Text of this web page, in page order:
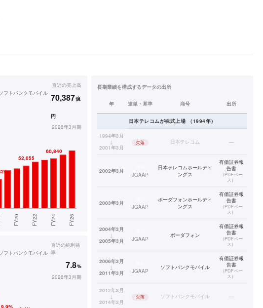
トバンクモバイル
直近の売上高
70,387億
円
2026年3月期
トバンクモバイル
直近の純利益
率
7.8%
2026年3月期
長期業績を構成するデータの出所
年 連単・基準 商号 出所
日本テレコムが株式上場 （1994年）
1994年3月
↓
2001年3月
欠落 日本テレコム —
2002年3月
JGAAP
日本テレコムホールディ
ングス
有価証券報
告書
（PDFベー
ス）
2003年3月
JGAAP
ボーダフォンホールディ
ングス
有価証券報
告書
（PDFベー
ス）
2004年3月
↓
2005年3月
JGAAP
ボーダフォン
有価証券報
告書
（PDFベー
ス）
2006年3月
↓
2011年3月
JGAAP
ソフトバンクモバイル
有価証券報
告書
（PDFベー
ス）
2012年3月
↓
2014年3月
欠落 ソフトバンクモバイル —